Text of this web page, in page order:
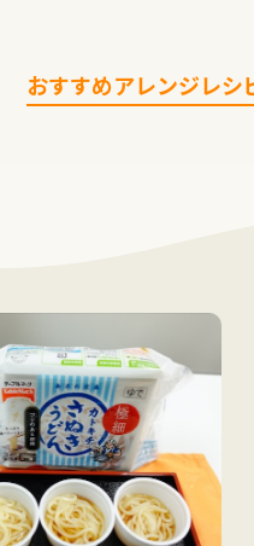
おすすめアレンジレシ